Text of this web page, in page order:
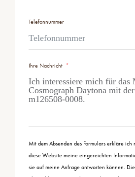
Telefonnummer
Ihre Nachricht
Mit dem Absenden des Formulars erkläre ich
diese Website meine eingereichten
sie auf meine Anfrage antworten können.